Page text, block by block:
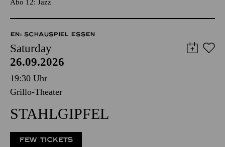
Abo 12: Jazz
EN: SCHAUSPIEL ESSEN
Saturday
26.09.2026
19:30 Uhr
Grillo-Theater
STAHLGIPFEL
FEW TICKETS